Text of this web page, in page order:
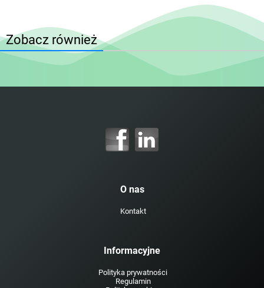
Zobacz również
O nas
Kontakt
Informacyjne
Polityka prywatności
Regulamin